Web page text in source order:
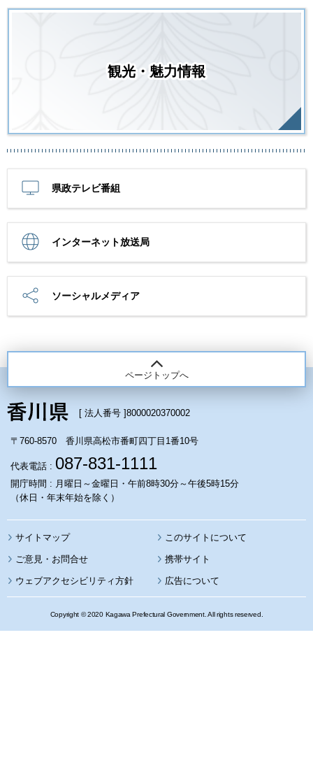
観光・魅力情報
県政テレビ番組
インターネット放送局
ソーシャルメディア
ページトップへ
[ 法人番号 ]8000020370002
〒760-8570 香川県高松市番町四丁目1番10号
代表電話 : 087-831-1111
開庁時間 : 月曜日～金曜日・午前8時30分～午後5時15分
（休日・年末年始を除く）
サイトマップ このサイトについて
携帯サイト
ウェブアクセシビリティ方針 広告について
Copyright © 2020 Kagawa Prefectural Government. All rights reserved.